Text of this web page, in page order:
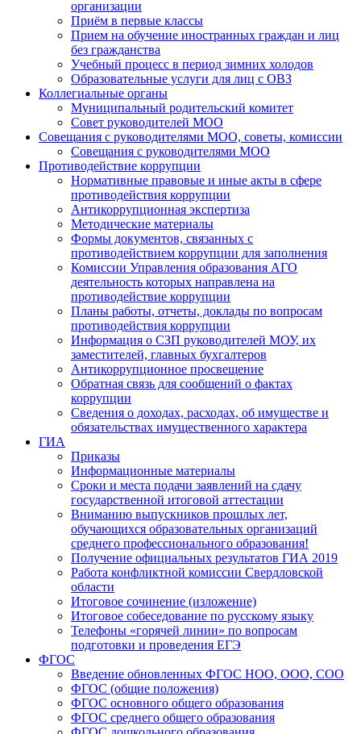
организации
Приём в первые классы
Прием на обучение иностранных граждан и лиц
без гражданства
Учебный процесс в период зимних холодов
Образовательные услуги для лиц с ОВЗ
Коллегиальные органы
Муниципальный родительский комитет
Совет руководителей МОО
Совещания с руководителями МОО, советы, комиссии
Совещания с руководителями МОО
Противодействие коррупции
Нормативные правовые и иные акты в сфере
противодействия коррупции
Антикоррупционная экспертиза
Методические материалы
Формы документов, связанных с
противодействием коррупции для заполнения
Комиссии Управления образования АГО
деятельность которых направлена на
противодействие коррупции
Планы работы, отчеты, доклады по вопросам
противодействия коррупции
Информация о СЗП руководителей МОУ, их
заместителей, главных бухгалтеров
Антикоррупционное просвещение
Обратная связь для сообщений о фактах
коррупции
Сведения о доходах, расходах, об имуществе и
обязательствах имущественного характера
ГИА
Приказы
Информационные материалы
Сроки и места подачи заявлений на сдачу
государственной итоговой аттестации
Вниманию выпускников прошлых лет,
обучающихся образовательных организаций
среднего профессионального образования!
Получение официальных результатов ГИА 2019
Работа конфликтной комиссии Свердловской
области
Итоговое сочинение (изложение)
Итоговое собеседование по русскому языку
Телефоны «горячей линии» по вопросам
подготовки и проведения ЕГЭ
ФГОС
Введение обновленных ФГОС НОО, ООО, СОО
ФГОС (общие положения)
ФГОС основного общего образования
ФГОС среднего общего образования